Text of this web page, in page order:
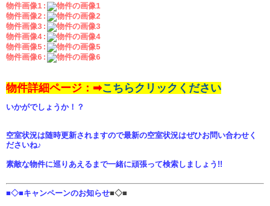
物件画像1:
物件画像2:
物件画像3:
物件画像4:
物件画像5:
物件画像6:
物件詳細ページ：➡こちらクリックください
いかがでしょうか！？
空室状況は随時更新されますので最新の空室状況はぜひお問い合わせく
ださいね♪
素敵な物件に巡りあえるまで一緒に頑張って検索しましょう!!
■◇■キャンペーンのお知らせ■◇■